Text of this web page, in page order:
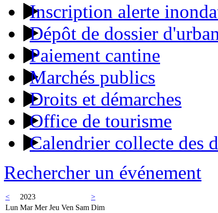
Inscription alerte
Dépôt de dossier
Paiement cantine
Marchés publics
Droits et démarches
Office de tourisme
Calendrier collecte des
Rechercher un événement
< 2023
>
Lun Mar Mer Jeu Ven Sam Dim